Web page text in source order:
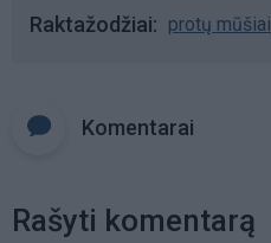
Raktažodžiai protų mūšiai
Komentarai
Rašyti komentarą